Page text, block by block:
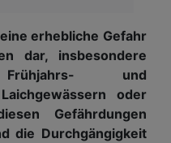
erhebliche Gefahr
dar, insbesondere
und
oder
Gefährdungen
die Durchgängigkeit